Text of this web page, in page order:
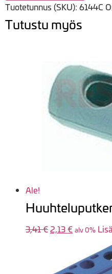
Tuotetunnus (SKU): 6144C
Tutustu myös
Ale!
3,41€Alkuperäinen
3,41 €.
2,13€Nykyinen
2,13 €.
alv 0%